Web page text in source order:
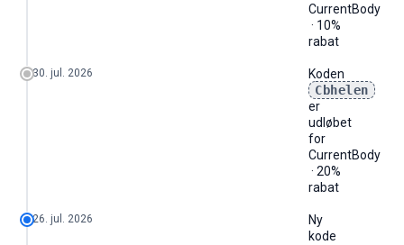
CurrentBody
· 10%
rabat
30. jul. 2026
Koden
Cbhelen
er
udløbet
for
CurrentBody
· 20%
rabat
26. jul. 2026
Ny
kode